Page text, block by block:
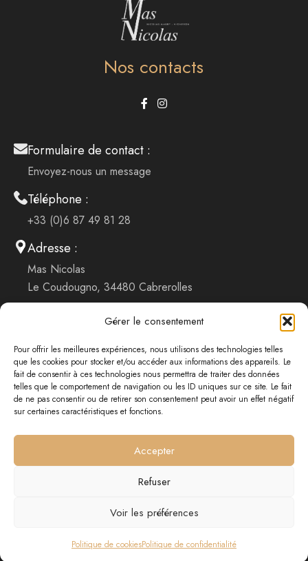
Gérer le consentement
Pour offrir les meilleures expériences, nous utilisons des technologies telles
que les cookies pour stocker et/ou accéder aux informations des appareils. Le
fait de consentir à ces technologies nous permettra de traiter des données
telles que le comportement de navigation ou les ID uniques sur ce site. Le fait
de ne pas consentir ou de retirer son consentement peut avoir un effet négatif
sur certaines caractéristiques et fonctions.
Accepter
Refuser
Voir les préférences
Politique de cookiesPolitique de confidentialité
Nos contacts
Formulaire de contact :
Envoyez-nous un message
Téléphone :
+33 (0)6 87 49 81 28
Adresse :
Mas Nicolas
Le Coudougno, 34480 Cabrerolles
Nous contacter
Mentions légales
Conditions générales de vente
Politique de confidentialité
Politique des cookies